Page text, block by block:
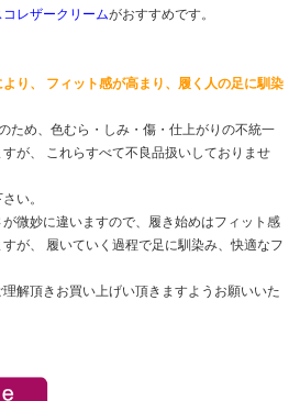
コレザークリームがおすすめです。
より、 フィット感が高まり、履く人の足に馴染
ため、色むら・しみ・傷・仕上がりの不統一
が、 これらすべて不良品扱いしておりませ
い。
微妙に違いますので、履き始めはフィット感
が、 履いていく過程で足に馴染み、快適なフ
解頂きお買い上げい頂きますようお願いいた